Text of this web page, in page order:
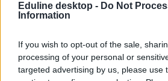
Eduline desktop - Do Not
Information
If you wish to opt-out of the sale,
processing of your personal or
targeted advertising by us, please use